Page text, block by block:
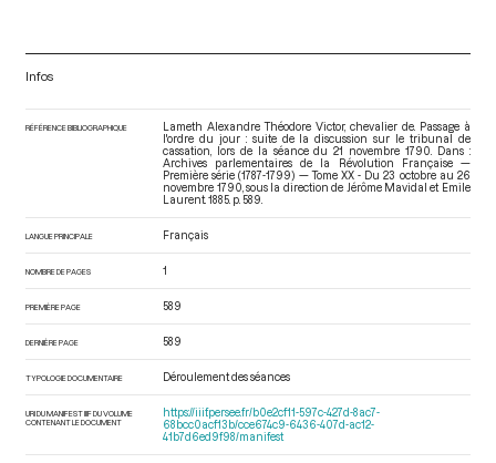
Infos
RÉFÉRENCE BIBLIOGRAPHIQUE
Lameth Alexandre Théodore Victor, chevalier de. Passage à
l'ordre du jour : suite de la discussion sur le tribunal de
cassation, lors de la séance du 21 novembre 1790. Dans :
Archives parlementaires de la Révolution Française —
Première série (1787-1799) — Tome XX - Du 23 octobre au 26
novembre 1790 , sous la direction de Jérôme Mavidal et Emile
Laurent. 1885. p. 589.
LANGUE PRINCIPALE Français
NOMBRE DE PAGES 1
PREMIÈRE PAGE 589
DERNIÈRE PAGE 589
TYPOLOGIE DOCUMENTAIRE Déroulement des séances
URI DU MANIFEST IIIF DU VOLUME
CONTENANT LE DOCUMENT
https://iiif.persee.fr/b0e2cf11-597c-427d-8ac7-
68bcc0acf13b/cce674c9-6436-407d-ac12-
41b7d6ed9f98/manifest